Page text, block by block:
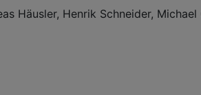
Häusler, Henrik Schneider,